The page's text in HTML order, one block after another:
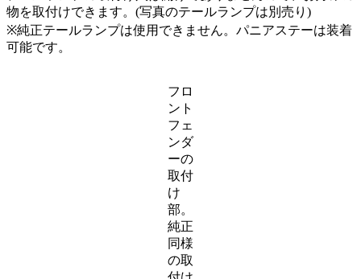
物を取付けできます。(写真のテールランプは別売り)
※純正テールランプは使用できません。パニアステーは装着
可能です。
フロ
ント
フェ
ンダ
ーの
取付
け
部。
純正
同様
の取